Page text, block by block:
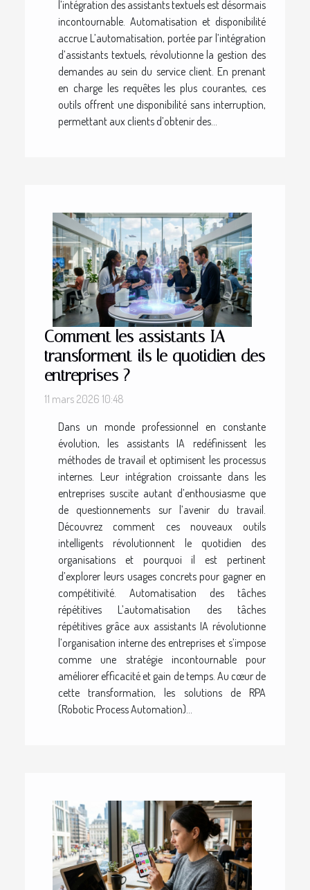
l’intégration des assistants textuels est désormais
incontournable. Automatisation et disponibilité
accrue L’automatisation, portée par l’intégration
d’assistants textuels, révolutionne la gestion des
demandes au sein du service client. En prenant
en charge les requêtes les plus courantes, ces
outils offrent une disponibilité sans interruption,
permettant aux clients d’obtenir des...
Comment les assistants IA
transforment-ils le quotidien des
entreprises ?
11 mars 2026 10:48
Dans un monde professionnel en constante
évolution, les assistants IA redéfinissent les
méthodes de travail et optimisent les processus
internes. Leur intégration croissante dans les
entreprises suscite autant d’enthousiasme que
de questionnements sur l’avenir du travail.
Découvrez comment ces nouveaux outils
intelligents révolutionnent le quotidien des
organisations et pourquoi il est pertinent
d’explorer leurs usages concrets pour gagner en
compétitivité. Automatisation des tâches
répétitives L’automatisation des tâches
répétitives grâce aux assistants IA révolutionne
l’organisation interne des entreprises et s’impose
comme une stratégie incontournable pour
améliorer efficacité et gain de temps. Au cœur de
cette transformation, les solutions de RPA
(Robotic Process Automation)...